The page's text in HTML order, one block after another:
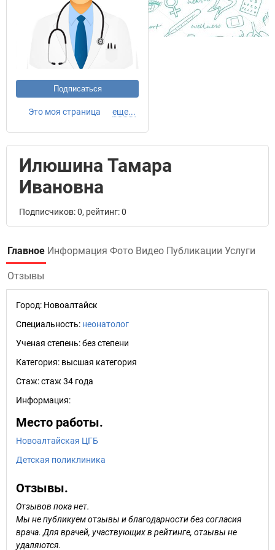
Подписаться
Это моя страница еще...
Илюшина Тамара
Ивановна
Подписчиков: 0, рейтинг: 0
Главное Информация Фото Видео Публикации Услуги
Отзывы
Город: Новоалтайск
Специальность: неонатолог
Ученая степень:без степени
Категория: высшая категория
Стаж:стаж 34 года
Информация:
Место работы.
Новоалтайская ЦГБ
Детская поликлиника
Отзывы.
Отзывов пока нет.
Мы не публикуем отзывы и благодарности без согласия
врача. Для врачей, участвующих в рейтинге, отзывы не
удаляются.